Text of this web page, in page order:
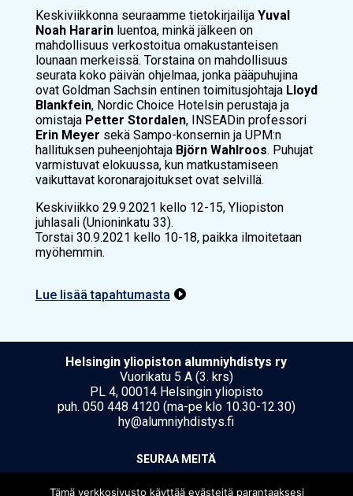
Keskiviikkonna seuraamme tietokirjailija Yuval
Noah Hararinluentoa, minkä jälkeen on
mahdollisuus verkostoitua omakustanteisen
lounaan merkeissä. Torstaina on mahdollisuus
seurata koko päivän ohjelmaa, jonka pääpuhujina
ovat Goldman Sachsin entinen toimitusjohtaja Lloyd
Blankfein, Nordic Choice Hotelsin perustaja ja
omistaja Petter Stordalen, INSEADin professori
Erin Meyer sekä Sampo-konsernin ja UPM:n
hallituksen puheenjohtaja Björn Wahlroos. Puhujat
varmistuvat elokuussa, kun matkustamiseen
vaikuttavat koronarajoitukset ovat selvillä.
Keskiviikko 29.9.2021 kello 12-15, Yliopiston
juhlasali (Unioninkatu 33).
Torstai 30.9.2021 kello 10-18, paikka ilmoitetaan
myöhemmin.
Lue lisää tapahtumasta 
Hel­sin­gin yli­opis­ton alumniyhdistys ry
Vuorikatu 5 A (3. krs)
PL 4, 00014 Helsingin yliopisto
puh. 050 448 4120 (ma-pe klo 10.30-12.30)
hy@alumniyhdistys.fi
SEU­RAA MEI­TÄ
Tämä verkkosivusto käyttää evästeitä parantaaksesi